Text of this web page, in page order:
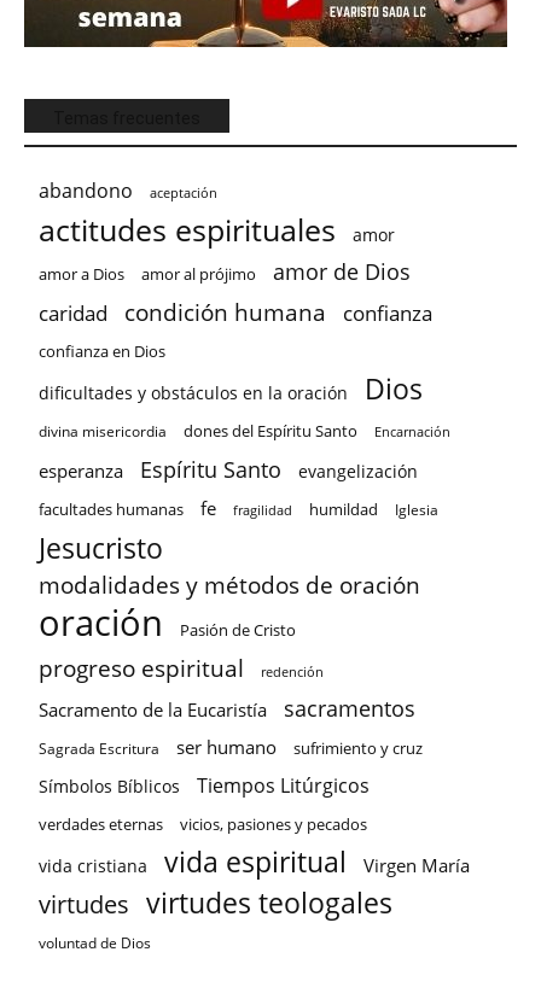
abandono aceptación
actitudes espirituales amor
amor a Dios amor al prójimo amor de Dios
caridad condición humana confianza
confianza en Dios
dificultades y obstáculos en la oración Dios
divina misericordia dones del Espíritu Santo Encarnación
esperanza Espíritu Santo evangelización
facultades humanas fe fragilidad humildad Iglesia
Jesucristo
modalidades y métodos de oración
oración Pasión de Cristo
progreso espiritual redención
Sacramento de la Eucaristía sacramentos
Sagrada Escritura ser humano sufrimiento y cruz
Símbolos Bíblicos Tiempos Litúrgicos
verdades eternas vicios, pasiones y pecados
vida cristiana vida espiritual Virgen María
virtudes virtudes teologales
voluntad de Dios